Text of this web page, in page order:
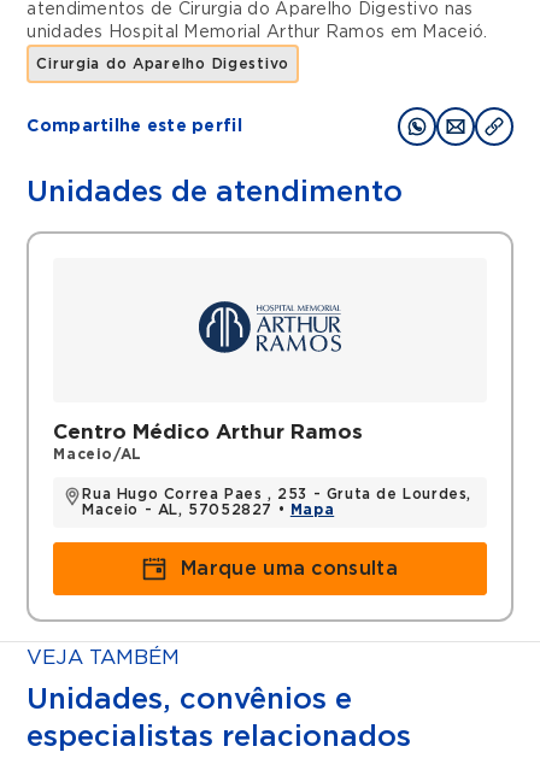
atendimentos de Cirurgia do Aparelho Digestivo nas
unidades
Hospital Memorial Arthur Ramos em Maceió.
Cirurgia do Aparelho Digestivo
Compartilhe este perfil
Unidades de atendimento
Centro Médico Arthur Ramos
Maceio/AL
Rua Hugo Correa Paes , 253 - Gruta de Lourdes,
Maceio - AL, 57052827 •
Mapa
Marque uma consulta
VEJA TAMBÉM
Unidades, convênios e
especialistas relacionados